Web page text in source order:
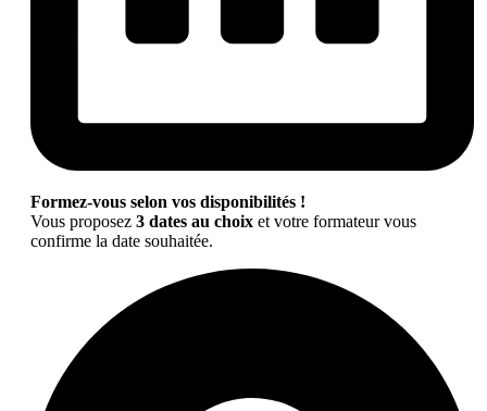
Formez-vous selon vos disponibilités !
Vous proposez 3 dates au choix et votre formateur vous
confirme la date souhaitée.